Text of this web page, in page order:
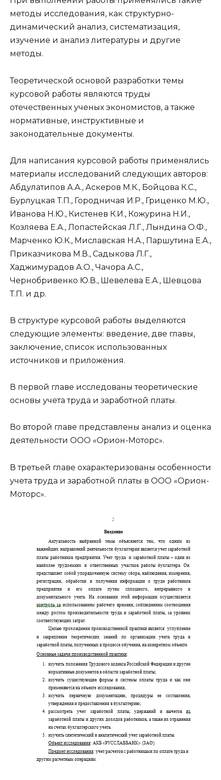
методы исследования, как структурно-
динамический анализ, систематизация,
изучение и анализ литературы и другие
методы.
Теоретической основой разработки темы
курсовой работы являются труды
отечественных ученых экономистов, а также
нормативные, инструктивные и
законодательные документы.
Для написания курсовой работы применялись
материалы исследований следующих авторов:
Абдулатипов А.А., Аскеров М.К., Бойцова К.С.,
Бурлуцкая Т.П., Городничая И.Р., Гриценко М.Ю.,
Иванова Н.Ю., Кистенев К.И., Кожурина Н.И.,
Козляева Е.А., Лопастейская Л.Г., Лындина О.Ф.,
Марченко Ю.К., Миславская Н.А., Паршутина Е.А.,
Приказчикова М.В., Садыкова Л.Г.,
Хаджимурадов А.О., Чачора А.С.,
Чернобривенко Ю.В., Шевелева Е.А., Шевцова
Т.П. и др.
В структуре курсовой работы выделяются
следующие элементы: введение, две главы,
заключение, список использованных
источников и приложения.
В первой главе исследованы теоретические
основы учета труда и заработной платы.
Во второй главе представлены анализ и оценка
деятельности ООО «Орион-Моторс».
В третьей главе охарактеризованы особенности
учета труда и заработной платы в ООО «Орион-
Моторс».